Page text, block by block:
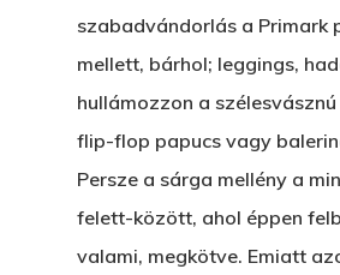
szabadvándorlás a Primark
mellett, bárhol; leggings,
hullámozzon a
flip-flop papucs vagy
Persze a sárga mellény a
felett-között, ahol éppen
valami, megkötve. Emiatt